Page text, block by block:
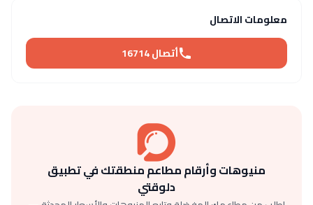
معلومات الاتصال
أتصال 16714
منيوهات وأرقام مطاعم منطقتك في تطبيق
دلوقتي